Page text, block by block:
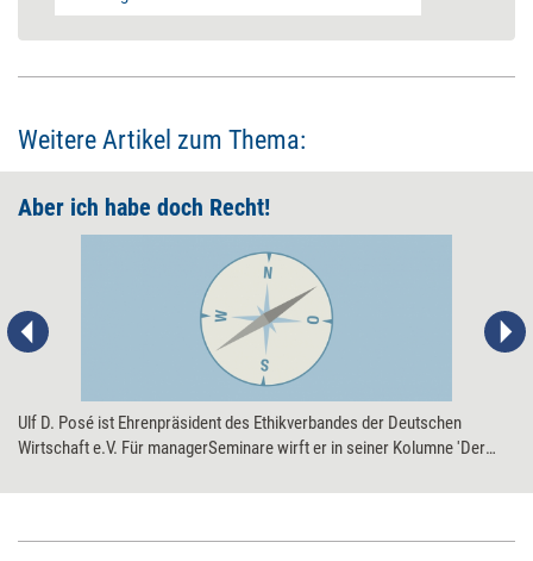
Weitere Artikel zum Thema:
Aber ich habe doch Recht!
Ulf D. Posé ist Ehrenpräsident des Ethikverbandes der Deutschen
Wirtschaft e.V. Für managerSeminare wirft er in seiner Kolumne 'Der
Handeln in Wirtschaft und Beruf, hinterfragt die Normen, die uns dabei
Prüfstand.